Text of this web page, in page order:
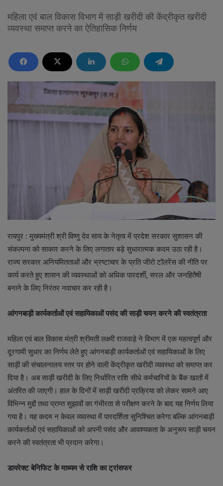
महिला एवं बाल विकास विभाग में साड़ी खरीदी की केंद्रीकृत खरीदी
व्यवस्था समाप्त करने का ऐतिहासिक निर्णय
रायपुर : मुख्यमंत्री श्री विष्णु देव साय के नेतृत्व में प्रदेश सरकार सुशासन की
संकल्पना को साकार करने के लिए लगातार बड़े सुधारात्मक कदम उठा रही है।
राज्य सरकार अनियमितताओं और भ्रष्टाचार के प्रति जीरो टॉलरेंस की नीति पर
कार्य करते हुए शासन की व्यवस्थाओं को अधिक पारदर्शी, सरल और जनहितैषी
बनाने के लिए निरंतर नवाचार कर रही है।
आंगनबाड़ी कार्यकर्ताओं एवं सहायिकाओं पसंद की साड़ी चयन करने की स्वतंत्रता
महिला एवं बाल विकास मंत्री श्रीमती लक्ष्मी राजवाड़े ने विभाग में एक महत्वपूर्ण और
दूरगामी सुधार का निर्णय लेते हुए आंगनबाड़ी कार्यकर्ताओं एवं सहायिकाओं के लिए
साड़ी की संचालनालय स्तर पर होने वाली केंद्रीकृत खरीदी व्यवस्था को समाप्त कर
दिया है। अब साड़ी खरीदी के लिए निर्धारित राशि सीधे कर्मचारियों के बैंक खातों में
अंतरित की जाएगी। हाल के दिनों में साड़ी खरीदी प्रक्रिया को लेकर सामने आए
विभिन्न मुद्दों तथा प्राप्त सुझावों का गंभीरता से परीक्षण करने के बाद यह निर्णय लिया
गया है। यह कदम न केवल व्यवस्था में पारदर्शिता सुनिश्चित करेगा बल्कि आंगनबाड़ी
कार्यकर्ताओं एवं सहायिकाओं को अपनी पसंद और आवश्यकता के अनुरूप साड़ी चयन
करने की स्वतंत्रता भी प्रदान करेगा।
डायरेक्ट बेनिफिट के माध्यम से राशि का ट्रांसफर